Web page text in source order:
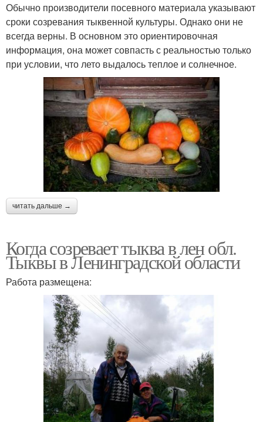
Обычно производители посевного материала указывают
сроки созревания тыквенной культуры. Однако они не
всегда верны. В основном это ориентировочная
информация, она может совпасть с реальностью только
при условии, что лето выдалось теплое и солнечное.
читать дальше →
Когда созревает тыква в лен обл.
Тыквы в Ленинградской области
Работа размещена: